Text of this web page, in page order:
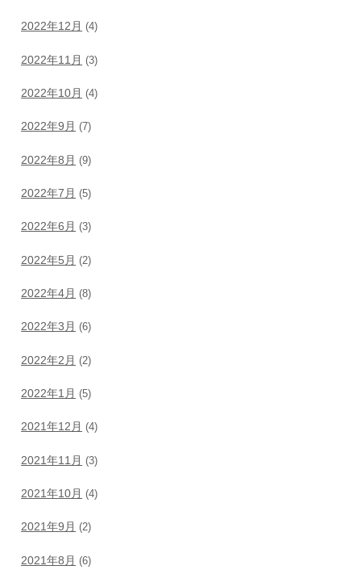
2022年12月 (4)
2022年11月 (3)
2022年10月 (4)
2022年9月 (7)
2022年8月 (9)
2022年7月 (5)
2022年6月 (3)
2022年5月 (2)
2022年4月 (8)
2022年3月 (6)
2022年2月 (2)
2022年1月 (5)
2021年12月 (4)
2021年11月 (3)
2021年10月 (4)
2021年9月 (2)
2021年8月 (6)